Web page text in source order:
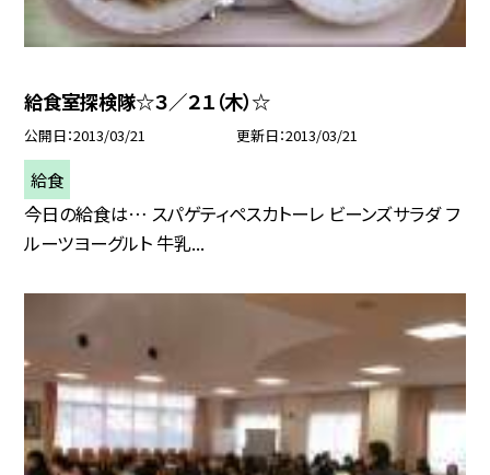
給食室探検隊☆３／２１（木）☆
公開日 2013/03/21 更新日 2013/03/21
給食
今日の給食は… スパゲティペスカトーレ ビーンズサラダ フ
ルーツヨーグルト 牛乳...